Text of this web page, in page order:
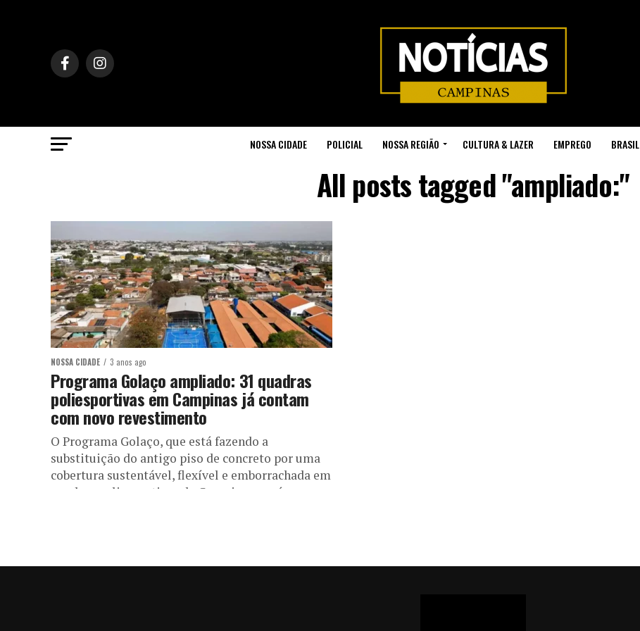
NOSSA CIDADE POLICIAL NOSSA REGIÃO CULTURA & LAZER EMPREGO BRASIL
All posts tagged "ampliado:"
NOSSA CIDADE 3 anos ago
Programa Golaço ampliado: 31 quadras
poliesportivas em Campinas já contam
com novo revestimento
O Programa Golaço, que está fazendo a
substituição do antigo piso de concreto por uma
cobertura sustentável, flexível e emborrachada em
quadras poliesportivas de Campinas, será...